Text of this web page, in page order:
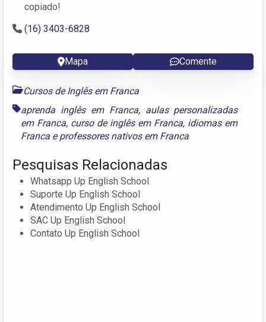
copiado!
(16) 3403-6828
Mapa Comente
Cursos de Inglês em Franca
aprenda inglês em Franca, aulas personalizadas
em Franca, curso de inglês em Franca, idiomas em
Franca eprofessores nativos em Franca
Pesquisas Relacionadas
Whatsapp Up English School
Suporte Up English School
Atendimento Up English School
SAC Up English School
Contato Up English School